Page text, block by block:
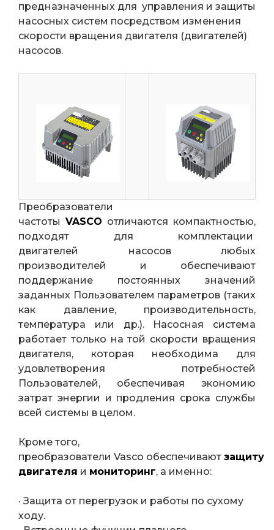
предназначенных для управления и защиты
насосных систем посредством изменения
скорости вращения двигателя (двигателей)
насосов.
Преобразователи
частоты VASCO отличаются компактностью,
подходят для комплектации
двигателей насосов любых
производителей и обеспечивают
поддержание постоянных значений
заданных Пользователем параметров (таких
как давление, производительность,
температура или др.). Насосная система
работает только на той скорости вращения
двигателя, которая необходима для
удовлетворения потребностей
Пользователей, обеспечивая экономию
затрат энергии и продления срока службы
всей системы в целом.
Кроме того,
преобразователи Vasco обеспечивают защиту
двигателя и мониторинг, а именно:
· Защита от перегрузок и работы по сухому
ходу.